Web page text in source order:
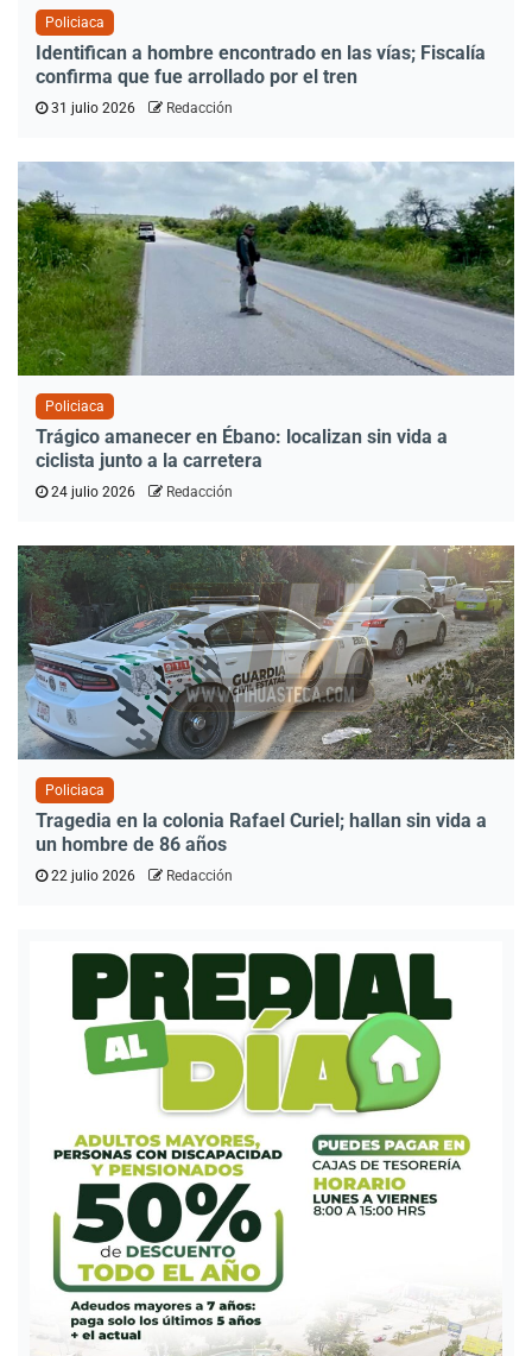
Policiaca
Identifican a hombre encontrado en las vías; Fiscalía
confirma que fue arrollado por el tren
31 julio 2026 Redacción
Policiaca
Trágico amanecer en Ébano: localizan sin vida a
ciclista junto a la carretera
24 julio 2026 Redacción
Policiaca
Tragedia en la colonia Rafael Curiel; hallan sin vida a
un hombre de 86 años
22 julio 2026 Redacción